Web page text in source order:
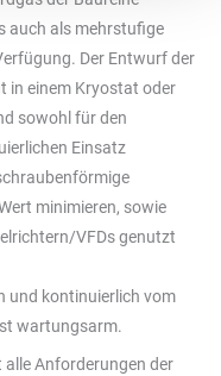
auch als mehrstufige
Der Entwurf der
in einem Kryostat oder
sowohl für den
Einsatz
minimieren, sowie
VFDs genutzt
und kontinuierlich vom
wartungsarm.
alle Anforderungen der